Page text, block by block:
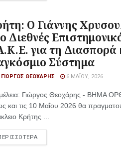
Ο Γιάννης
Διεθνές
για τη Διασπορά
Σύστημα
ΓΙΏΡΓΟΣ ΘΕΟΧΆΡΗΣ 6 ΜΑΪ́ΟΥ, 2026
Γιώργος Θεοχάρης - ΒΗΜΑ
και τις 10 Μαΐου 2026 θα
Κρήτης ...